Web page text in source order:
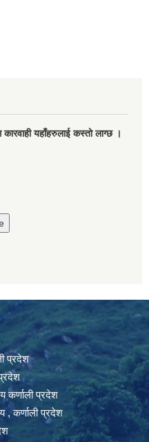
यहाँहरुलाई कस्तो लाग्छ ।
प्रदेश
कर्णाली प्रदेश
, कर्णाली प्रदेश